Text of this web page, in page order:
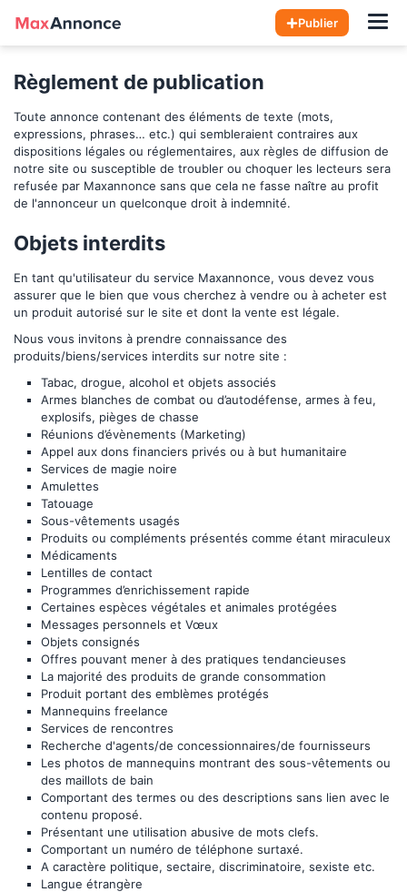
Publier
Règlement de publication
Toute annonce contenant des éléments de texte (mots,
expressions, phrases… etc.) qui sembleraient contraires aux
dispositions légales ou réglementaires, aux règles de diffusion de
notre site ou susceptible de troubler ou choquer les lecteurs sera
refusée par Maxannonce sans que cela ne fasse naître au profit
de l'annonceur un quelconque droit à indemnité.
Objets interdits
En tant qu'utilisateur du service Maxannonce, vous devez vous
assurer que le bien que vous cherchez à vendre ou à acheter est
un produit autorisé sur le site et dont la vente est légale.
Nous vous invitons à prendre connaissance des
produits/biens/services interdits sur notre site :
Tabac, drogue, alcohol et objets associés
Armes blanches de combat ou d’autodéfense, armes à feu,
explosifs, pièges de chasse
Réunions d’évènements (Marketing)
Appel aux dons financiers privés ou à but humanitaire
Services de magie noire
Amulettes
Tatouage
Sous-vêtements usagés
Produits ou compléments présentés comme étant miraculeux
Médicaments
Lentilles de contact
Programmes d’enrichissement rapide
Certaines espèces végétales et animales protégées
Messages personnels et Vœux
Objets consignés
Offres pouvant mener à des pratiques tendancieuses
La majorité des produits de grande consommation
Produit portant des emblèmes protégés
Mannequins freelance
Services de rencontres
Recherche d'agents/de concessionnaires/de fournisseurs
Les photos de mannequins montrant des sous-vêtements ou
des maillots de bain
Comportant des termes ou des descriptions sans lien avec le
contenu proposé.
Présentant une utilisation abusive de mots clefs.
Comportant un numéro de téléphone surtaxé.
A caractère politique, sectaire, discriminatoire, sexiste etc.
Langue étrangère